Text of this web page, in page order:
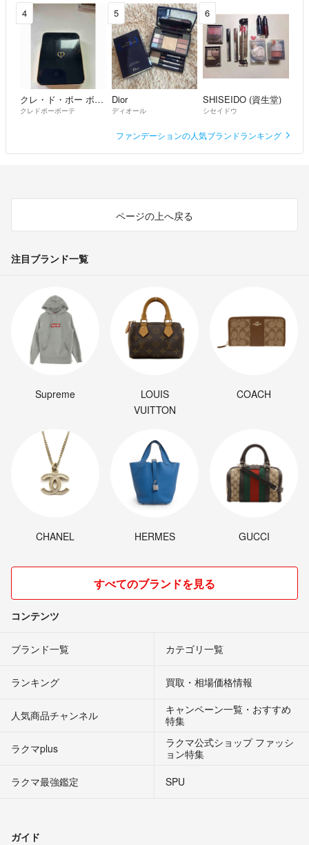
4
クレ・ド・ポー ボーテ
クレドポーボーテ
5
Dior
ディオール
6
SHISEIDO (資生堂)
シセイドウ
ファンデーションの人気ブランドランキング
ページの上へ戻る
注目ブランド一覧
Supreme
LOUIS
VUITTON
COACH
CHANEL HERMES GUCCI
すべてのブランドを見る
コンテンツ
ブランド一覧 カテゴリ一覧
ランキング 買取・相場価格情報
人気商品チャンネル
キャンペーン一覧・おすすめ
特集
ラクマplus
ラクマ公式ショップ ファッシ
ョン特集
ラクマ最強鑑定
SPU
ガイド